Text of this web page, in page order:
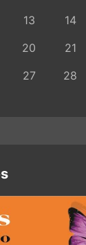
13 14
20 21
27 28